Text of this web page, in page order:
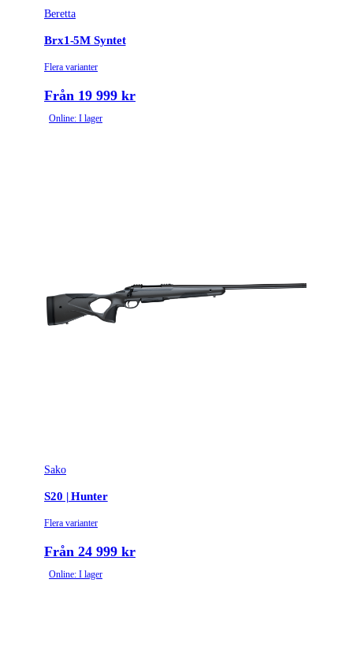
Beretta
Brx1-5M Syntet
Flera varianter
Från 19 999 kr
Online: I lager
Sako
S20 | Hunter
Flera varianter
Från 24 999 kr
Online: I lager